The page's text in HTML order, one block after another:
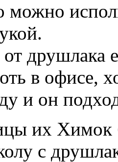
можно
друшлака
в офисе,
и он
их Химок
с